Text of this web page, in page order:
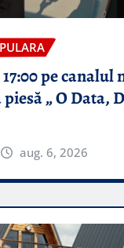
pe canalul
„ O Data,
aug. 6, 2026